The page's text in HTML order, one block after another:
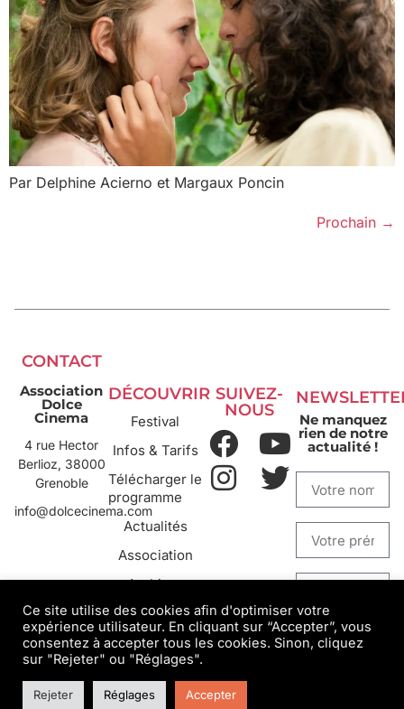
Par Delphine Acierno et Margaux Poncin
Prochain →
CONTACT
Association
Dolce
Cinema
4 rue Hector
Berlioz, 38000
Grenoble
info@dolcecinema.com
DÉCOUVRIR
Festival
Infos & Tarifs
Télécharger le
programme
Actualités
Association
Archives
SUIVEZ-
NOUS
Ne manquez
rien de notre
actualité !
S'INSCRIRE
Ce site utilise des cookies afin d'optimiser votre
expérience utilisateur. En cliquant sur “Accepter”, vous
consentez à accepter tous les cookies. Sinon, cliquez
sur "Rejeter" ou "Réglages".
Rejeter Réglages Accepter